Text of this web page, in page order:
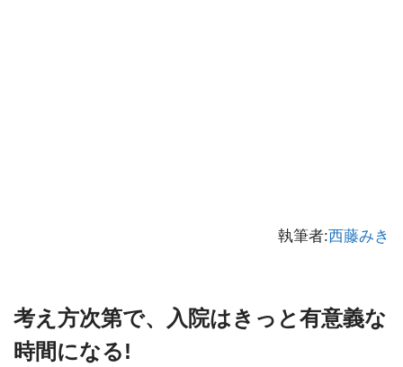
執筆者:西藤みき
考え方次第で、入院はきっと有意義な
時間になる!